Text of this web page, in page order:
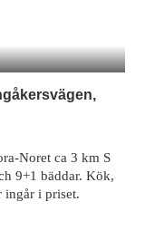
Noret ca 3 km S
9+1 bäddar. Kök,
ingår i priset.